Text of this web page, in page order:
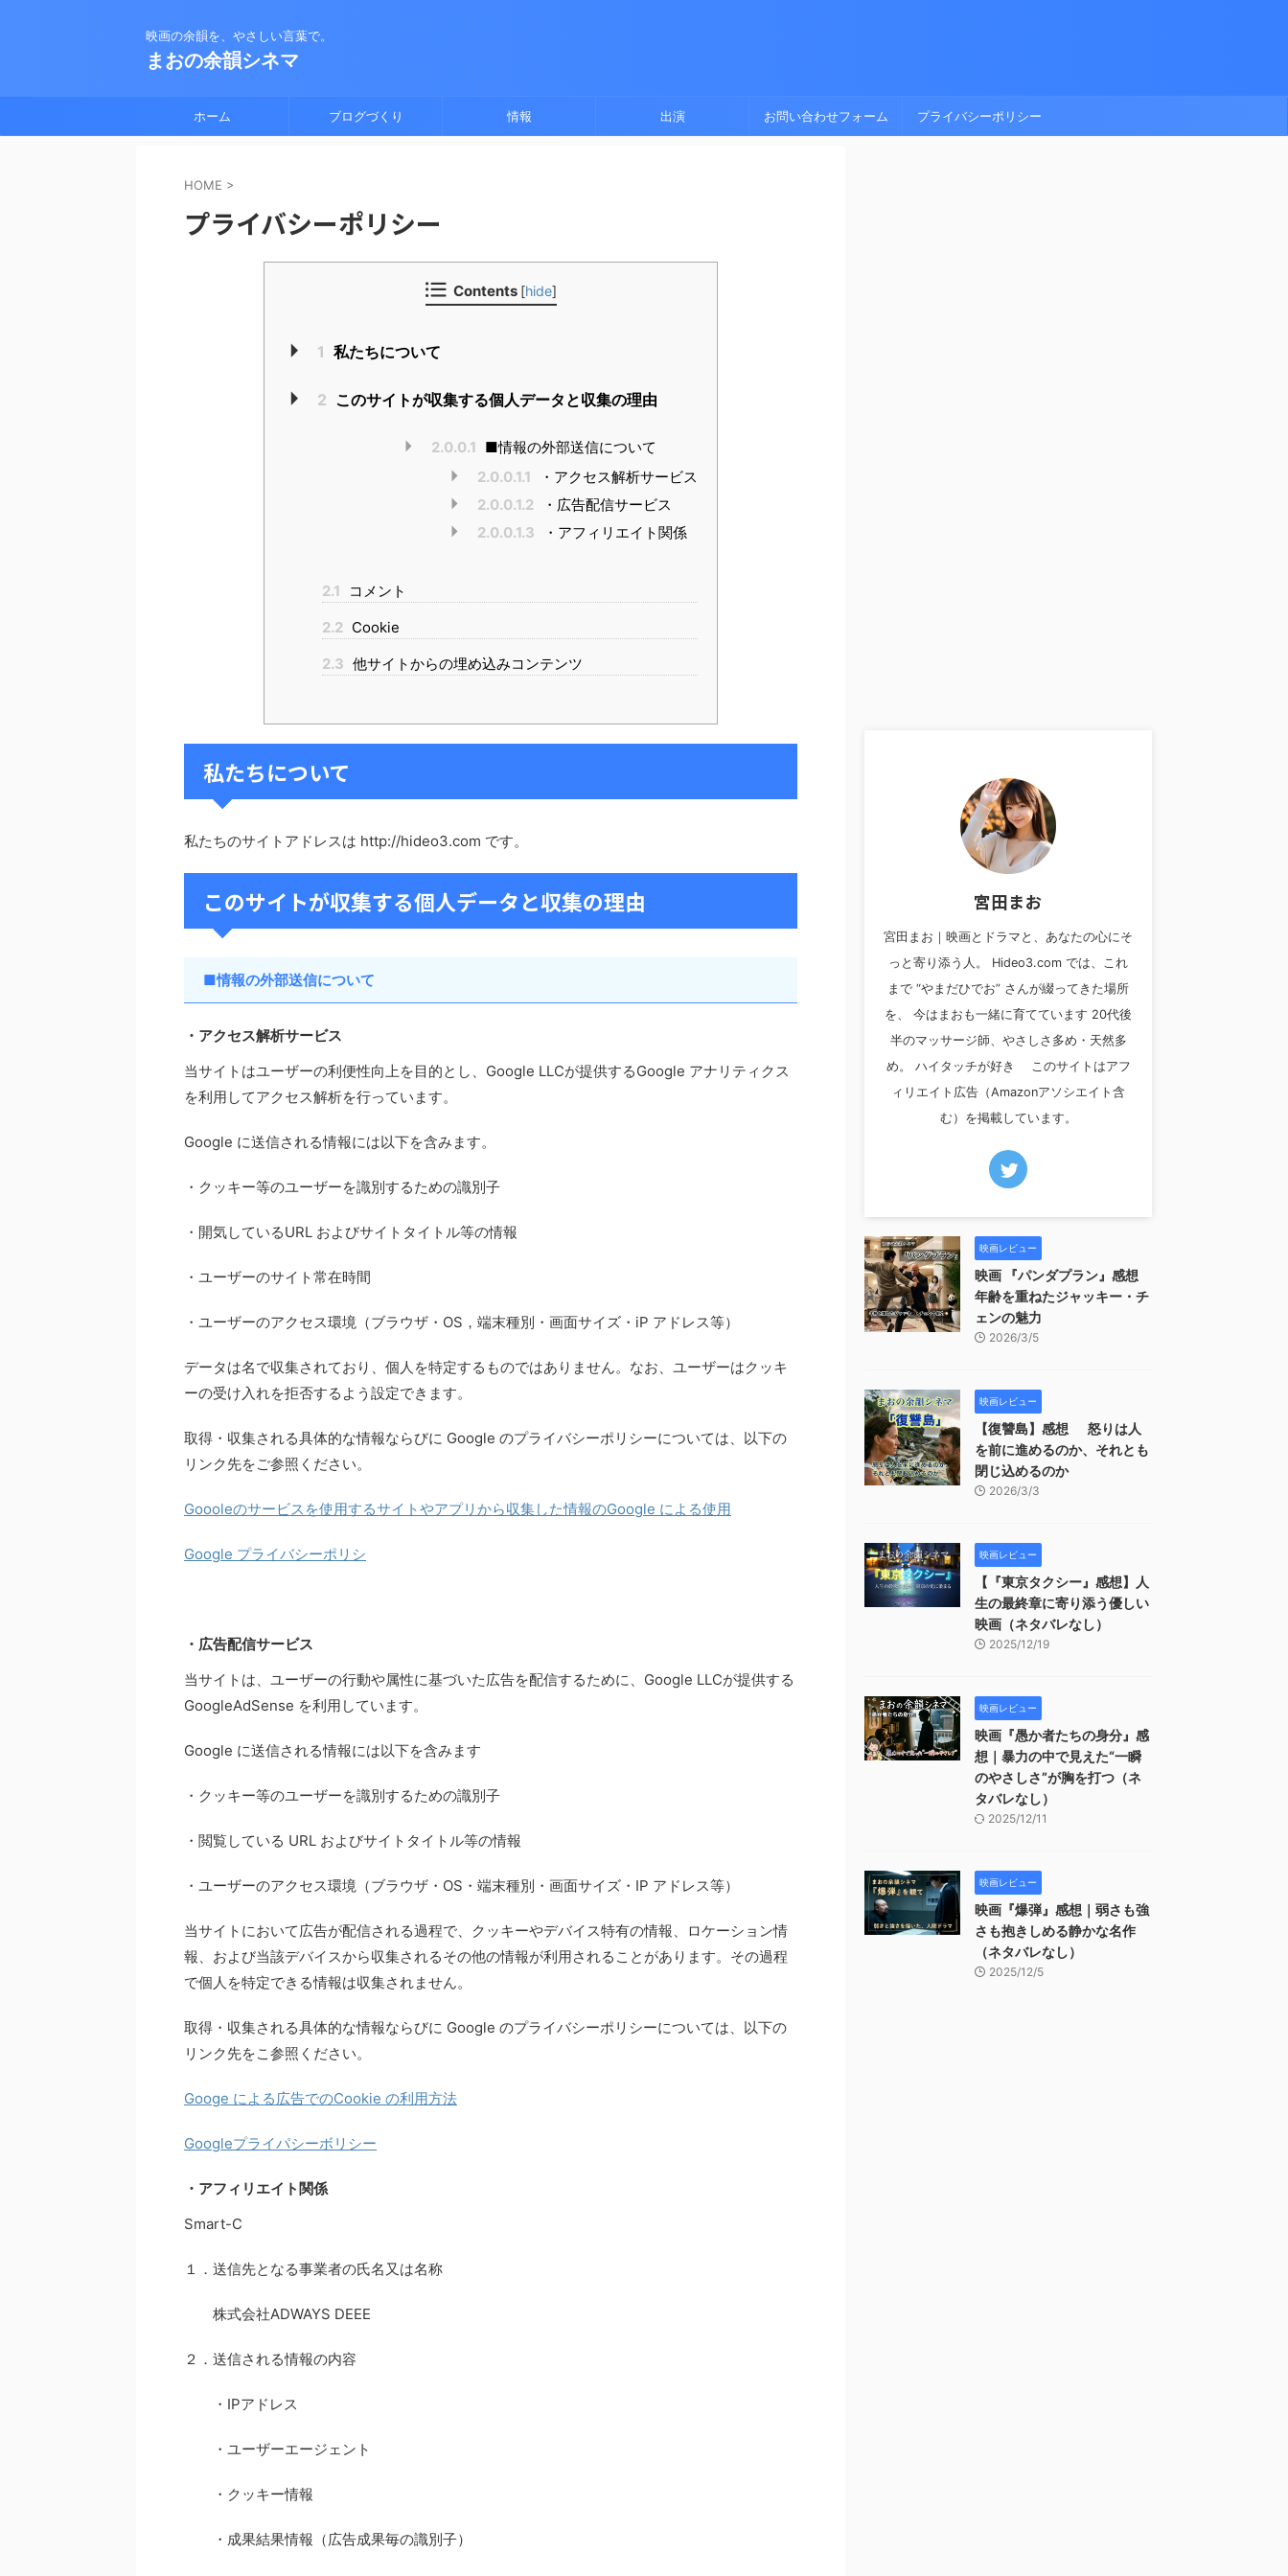
映画の余韻を、やさしい言葉で。
まおの余韻シネマ
ホーム ブログづくり 情報 出演 お問い合わせフォーム プライバシーポリシー
HOME >
プライバシーポリシー
Contents [hide]
1 私たちについて
2 このサイトが収集する個人データと収集の理由
2.0.0.1 ■情報の外部送信について
2.0.0.1.1
・アクセス解析サービス
2.0.0.1.2
・広告配信サービス
2.0.0.1.3
・アフィリエイト関係
2.1
コメント
2.2 Cookie
2.3 他サイトからの埋め込みコンテンツ
私たちについて
私たちのサイトアドレスは http://hideo3.com です。
このサイトが収集する個人データと収集の理由
■情報の外部送信について
・アクセス解析サービス
当サイトはユーザーの利便性向上を目的とし、Google LLCが提供するGoogle アナリティクス
を利用してアクセス解析を行っています。
Google に送信される情報には以下を含みます。
・クッキー等のユーザーを識別するための識別子
・開気しているURL およびサイトタイトル等の情報
・ユーザーのサイト常在時間
・ユーザーのアクセス環境（ブラウザ・OS，端末種別・画面サイズ・iP アドレス等）
データは名で収集されており、個人を特定するものではありません。なお、ユーザーはクッキ
ーの受け入れを拒否するよう設定できます。
取得・収集される具体的な情報ならびに Google のプライバシーポリシーについては、以下の
リンク先をご参照ください。
Goooleのサービスを使用するサイトやアプリから収集した情報のGoogle による使用
Google プライバシーポリシ
・広告配信サービス
当サイトは、ユーザーの行動や属性に基づいた広告を配信するために、Google LLCが提供する
GoogleAdSense を利用しています。
Google に送信される情報には以下を含みます
・クッキー等のユーザーを識別するための識別子
・閲覧している URL およびサイトタイトル等の情報
・ユーザーのアクセス環境（ブラウザ・OS・端末種別・画面サイズ・IP アドレス等）
当サイトにおいて広告が配信される過程で、クッキーやデバイス特有の情報、ロケーション情
報、および当該デバイスから収集されるその他の情報が利用されることがあります。その過程
で個人を特定できる情報は収集されません。
取得・収集される具体的な情報ならびに Google のプライバシーポリシーについては、以下の
リンク先をこ参照ください。
Googe による広告でのCookie の利用方法
Googleプライパシーボリシー
・アフィリエイト関係
Smart-C
１．送信先となる事業者の氏名又は名称
株式会社ADWAYS DEEE
２．送信される情報の内容
・IPアドレス
・ユーザーエージェント
・クッキー情報
・成果結果情報（広告成果毎の識別子）
宮田まお
宮田まお｜映画とドラマと、あなたの心にそ
っと寄り添う人。 Hideo3.com では、これ
まで “やまだひでお” さんが綴ってきた場所
を、 今はまおも一緒に育てています 20代後
半のマッサージ師、やさしさ多め・天然多
め。 ハイタッチが好き このサイトはアフ
ィリエイト広告（Amazonアソシエイト含
む）を掲載しています。
映画レビュー
映画 『パンダプラン』感想
年齢を重ねたジャッキー・チ
ェンの魅力
2026/3/5
映画レビュー
【復讐島】感想 怒りは人
を前に進めるのか、それとも
閉じ込めるのか
2026/3/3
映画レビュー
【『東京タクシー』感想】人
生の最終章に寄り添う優しい
映画（ネタバレなし）
2025/12/19
映画レビュー
映画『愚か者たちの身分』感
想｜暴力の中で見えた“一瞬
のやさしさ”が胸を打つ（ネ
タバレなし）
2025/12/11
映画レビュー
映画『爆弾』感想｜弱さも強
さも抱きしめる静かな名作
（ネタバレなし）
2025/12/5